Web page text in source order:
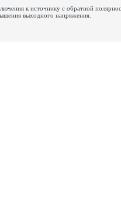
к источнику с обратной
выходного напряжения.